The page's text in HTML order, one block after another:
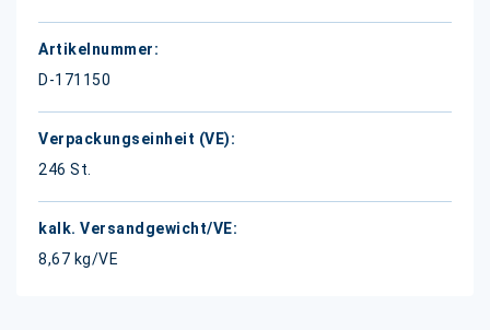
D-171150
246 St.
8,67 kg/VE